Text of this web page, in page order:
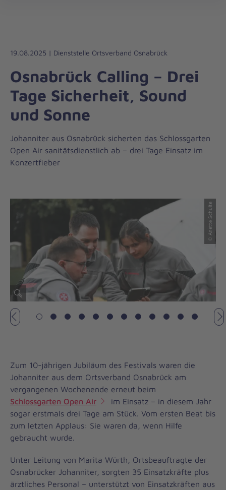
Liebe
Leben
19.08.2025 | Dienststelle Ortsverband Osnabrück
Osnabrück Calling – Drei
Tage Sicherheit, Sound
und Sonne
Johanniter aus Osnabrück sicherten das Schlossgarten
Open Air sanitätsdienstlich ab – drei Tage Einsatz im
Konzertfieber
© Anette Schulte
Vorheriges
Zum 10-jährigen Jubiläum des Festivals waren die
Johanniter aus dem Ortsverband Osnabrück am
vergangenen Wochenende erneut beim
Schlossgarten Open Air
im Einsatz – in diesem Jahr
sogar erstmals drei Tage am Stück. Vom ersten Beat bis
zum letzten Applaus: Sie waren da, wenn Hilfe
gebraucht wurde.
Unter Leitung von Marita Würth, Ortsbeauftragte der
Osnabrücker Johanniter, sorgten 35 Einsatzkräfte plus
ärztliches Personal – unterstützt von Einsatzkräften aus